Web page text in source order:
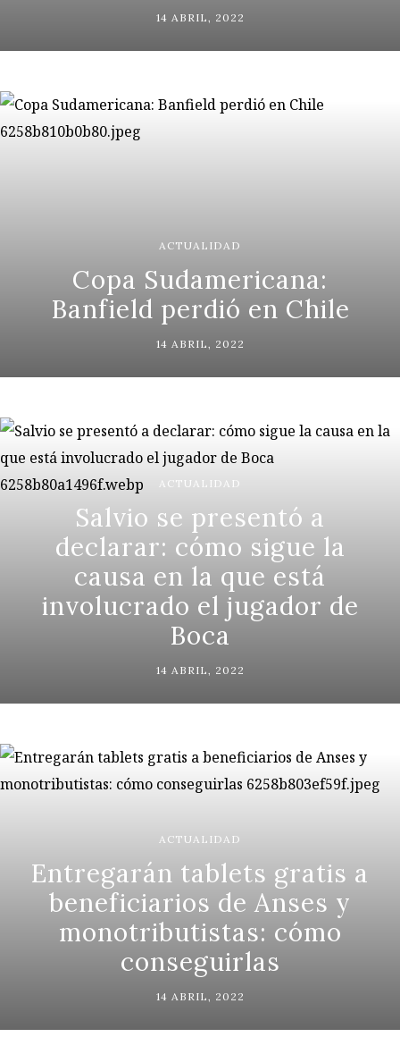
14 ABRIL, 2022
ACTUALIDAD
Copa Sudamericana:
Banfield perdió en Chile
14 ABRIL, 2022
ACTUALIDAD
Salvio se presentó a
declarar: cómo sigue la
causa en la que está
involucrado el jugador de
Boca
14 ABRIL, 2022
ACTUALIDAD
Entregarán tablets gratis a
beneficiarios de Anses y
monotributistas: cómo
conseguirlas
14 ABRIL, 2022